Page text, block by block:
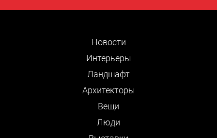
Новости
Интерьеры
Ландшафт
Архитекторы
Вещи
Люди